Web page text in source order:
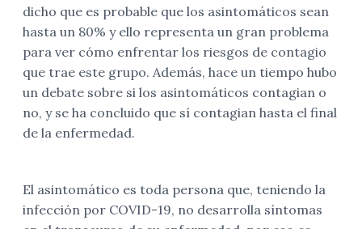
dicho que es probable que los asintomáticos sean
hasta un 80% y ello representa un gran problema
para ver cómo enfrentar los riesgos de contagio
que trae este grupo. Además, hace un tiempo hubo
un debate sobre si los asintomáticos contagian o
no, y se ha concluido que sí contagian hasta el final
de la enfermedad.
El asintomático es toda persona que, teniendo la
infección por COVID-19, no desarrolla síntomas